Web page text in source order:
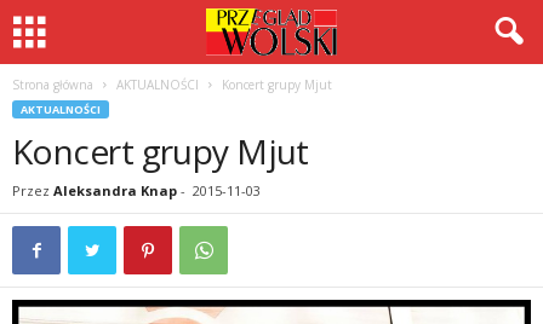
Strona główna AKTUALNOŚCI Koncert grupy Mjut
AKTUALNOŚCI
Koncert grupy Mjut
Przez Aleksandra Knap - 2015-11-03